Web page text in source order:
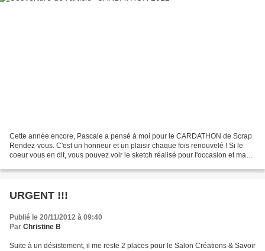
Cette année encore, Pascale a pensé à moi pour le CARDATHON de Scrap
Rendez-vous. C'est un honneur et un plaisir chaque fois renouvelé ! Si le
coeur vous en dit, vous pouvez voir le sketch réalisé pour l'occasion et ma
URGENT !!!
Publié le 20/11/2012 à 09:40
Par Christine B
Suite à un désistement, il me reste 2 places pour le Salon Créations & Savoir